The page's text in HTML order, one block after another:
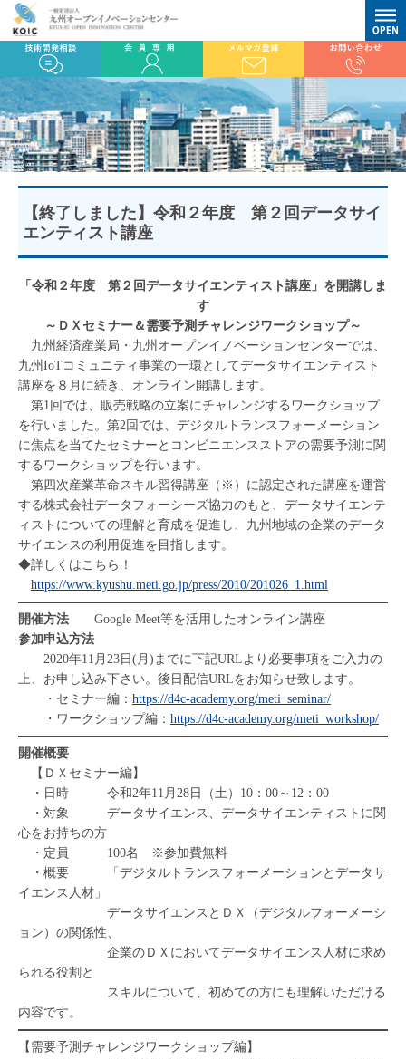
【終了しました】令和２年度 第２回データサイ
エンティスト講座
「令和２年度 第２回データサイエンティスト講座」を開講しま
す
～ＤＸセミナー＆需要予測チャレンジワークショップ～
九州経済産業局・九州オープンイノベーションセンターでは、
九州IoTコミュニティ事業の一環としてデータサイエンティスト
講座を８月に続き、オンライン開講します。
第1回では、販売戦略の立案にチャレンジするワークショップ
を行いました。第2回では、デジタルトランスフォーメーション
に焦点を当てたセミナーとコンビニエンスストアの需要予測に関
するワークショップを行います。
第四次産業革命スキル習得講座（※）に認定された講座を運営
する株式会社データフォーシーズ協力のもと、データサイエンテ
ィストについての理解と育成を促進し、九州地域の企業のデータ
サイエンスの利用促進を目指します。
◆詳しくはこちら！
https://www.kyushu.meti.go.jp/press/2010/201026_1.html
開催方法 Google Meet等を活用したオンライン講座
参加申込方法
2020年11月23日(月)までに下記URLより必要事項をご入力の
上、お申し込み下さい。後日配信URLをお知らせ致します。
・セミナー編： https://d4c-academy.org/meti_seminar/
・ワークショップ編： https://d4c-academy.org/meti_workshop/
開催概要
【ＤＸセミナー編】
・日時 令和2年11月28日（土）10：00～12：00
・対象 データサイエンス、データサイエンティストに関
心をお持ちの方
・定員 100名 ※参加費無料
・概要 「デジタルトランスフォーメーションとデータサ
イエンス人材」
データサイエンスとＤＸ（デジタルフォーメーシ
ョン）の関係性、
企業のＤＸにおいてデータサイエンス人材に求め
られる役割と
スキルについて、初めての方にも理解いただける
内容です。
【需要予測チャレンジワークショップ編】